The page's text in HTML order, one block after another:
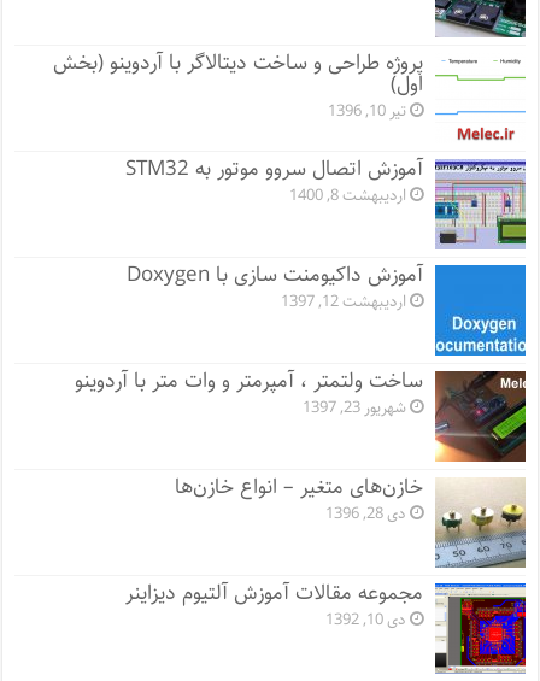
پروژه طراحی و ساخت دیتالاگر با آردوینو (بخش
اول)
تیر 10, 1396
آموزش اتصال سروو موتور به STM32
اردیبهشت 8, 1400
آموزش داکیومنت سازی با Doxygen
اردیبهشت 12, 1397
ساخت ولتمتر ، آمپرمتر و وات متر با آردوینو
شهریور 23, 1397
خازن‌های متغیر – انواع خازن‌ها
دی 28, 1396
مجموعه مقالات آموزش آلتیوم دیزاینر
دی 10, 1392